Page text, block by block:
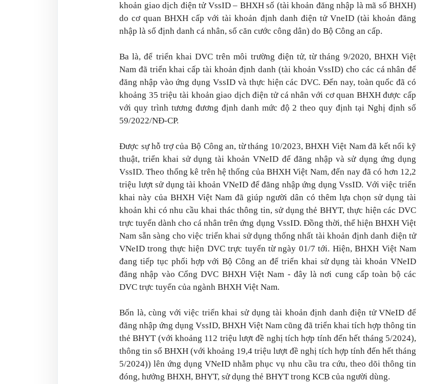
khoản giao dịch điện tử VssID – BHXH số (tài khoản đăng nhập là mã số BHXH)
do cơ quan BHXH cấp với tài khoản định danh điện tử VneID (tài khoản đăng
nhập là số định danh cá nhân, số căn cước công dân) do Bộ Công an cấp.
Ba là, để triển khai DVC trên môi trường điện tử, từ tháng 9/2020, BHXH Việt
Nam đã triển khai cấp tài khoản định danh (tài khoản VssID) cho các cá nhân để
đăng nhập vào ứng dụng VssID và thực hiện các DVC. Đến nay, toàn quốc đã có
khoảng 35 triệu tài khoản giao dịch điện tử cá nhân với cơ quan BHXH được cấp
với quy trình tương đương định danh mức độ 2 theo quy định tại Nghị định số
59/2022/NĐ-CP.
Được sự hỗ trợ của Bộ Công an, từ tháng 10/2023, BHXH Việt Nam đã kết nối kỹ
thuật, triển khai sử dụng tài khoản VNeID để đăng nhập và sử dụng ứng dụng
VssID. Theo thống kê trên hệ thống của BHXH Việt Nam, đến nay đã có hơn 12,2
triệu lượt sử dụng tài khoản VNeID để đăng nhập ứng dụng VssID. Với việc triển
khai này của BHXH Việt Nam đã giúp người dân có thêm lựa chọn sử dụng tài
khoản khi có nhu cầu khai thác thông tin, sử dụng thẻ BHYT, thực hiện các DVC
trực tuyến dành cho cá nhân trên ứng dụng VssID. Đồng thời, thể hiện BHXH Việt
Nam sẵn sàng cho việc triển khai sử dụng thống nhất tài khoản định danh điện tử
VNeID trong thực hiện DVC trực tuyến từ ngày 01/7 tới. Hiện, BHXH Việt Nam
đang tiếp tục phối hợp với Bộ Công an để triển khai sử dụng tài khoản VNeID
đăng nhập vào Cổng DVC BHXH Việt Nam - đây là nơi cung cấp toàn bộ các
DVC trực tuyến của ngành BHXH Việt Nam.
Bốn là, cùng với việc triển khai sử dụng tài khoản định danh điện tử VNeID để
đăng nhập ứng dụng VssID, BHXH Việt Nam cũng đã triển khai tích hợp thông tin
thẻ BHYT (với khoảng 112 triệu lượt đề nghị tích hợp tính đến hết tháng 5/2024),
thông tin sổ BHXH (với khoảng 19,4 triệu lượt đề nghị tích hợp tính đến hết tháng
5/2024)) lên ứng dụng VNeID nhằm phục vụ nhu cầu tra cứu, theo dõi thông tin
đóng, hưởng BHXH, BHYT, sử dụng thẻ BHYT trong KCB của người dùng.